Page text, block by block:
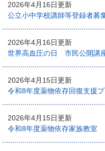
2026年4月16日更新
公立小中学校講師等登録者募
2026年4月16日更新
世界高血圧の日 市民公開講
2026年4月15日更新
令和8年度薬物依存回復支援
2026年4月15日更新
令和8年度薬物依存家族教室